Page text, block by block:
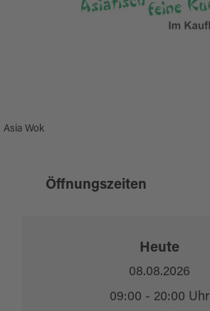
Asia Wok
Öffnungszeiten
Heute
08.08.2026
09:00 - 20:00 Uhr